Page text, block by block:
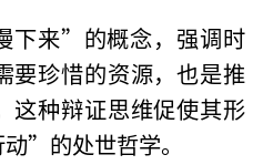
下来”的概念，强调时
要珍惜的资源，也是推
这种辩证思维促使其形
”的处世哲学。